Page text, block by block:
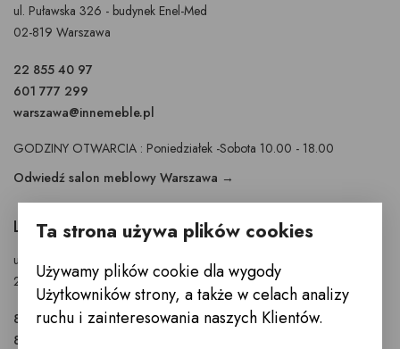
ul. Puławska 326 - budynek Enel-Med
02-819 Warszawa
22 855 40 97
601 777 299
warszawa@innemeble.pl
GODZINY OTWARCIA : Poniedziałek -Sobota 10.00 - 18.00
Odwiedź salon meblowy Warszawa →
LUBLIN
ul. Anny Walentynowicz 26
20-328 Lublin
81 745 9630
81 745 9631
Ta strona używa plików cookies
Używamy plików cookie dla wygody
Użytkowników strony, a także w celach analizy
ruchu i zainteresowania naszych Klientów.